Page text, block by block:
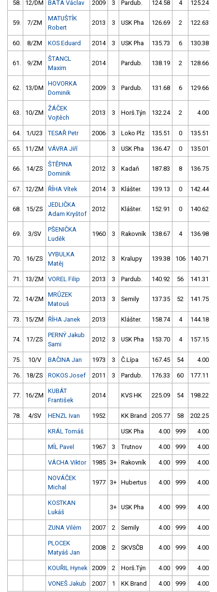
58. 12/DM BAŤA Václav 2009 3 Pardub. 124.58 4 125.24
59. 7/ZM
MATUŠTÍK
Robert
2013 3 USK Pha 126.69 2 122.63
60. 8/ZM KOS Eduard 2014 3 USK Pha 135.73 6 130.38
61. 9/ZM
ŠTANCL
Maxim
2014 Pardub. 138.19 2 128.66
62. 13/DM
HOVORKA
Dominik
2009 3 Pardub. 131.68 6 129.66
63. 10/ZM
ŽÁČEK
Vojtěch
2013 3 Horš.Týn 132.24 2 4.00
64. 1/U23 TESAŘ Petr 2006 3 Loko Plz 135.51 0 135.51
65. 11/ZM VÁVRA Jiří 3 USK Pha 136.47 0 135.01
66. 14/ZS
ŠTĚPINA
Dominik
2012 3 Kadaň 187.83 8 136.75
67. 12/ZM ŘÍHA Vítek 2014 3 Klášter. 139.13 0 142.44
68. 15/ZS
JEDLIČKA
Adam Kryštof
2012 Klášter. 152.91 0 140.62
69. 3/SV
PŠENIČKA
Luděk
1960 3 Rakovník 138.67 4 136.98
70. 16/ZS
VYBULKA
Matěj
2012 3 Kralupy 139.38 106 140.71
71. 13/ZM VOREL Filip 2013 3 Pardub. 140.92 56 141.31
72. 14/ZM
MRŮZEK
Matouš
2013 3 Semily 137.35 52 141.75
73. 15/ZM ŘÍHA Janek 2013 Klášter. 158.74 4 144.18
74. 17/ZS
PERNÝ Jakub
Sami
2012 3 USK Pha 153.70 4 157.15
75. 10/V BAČINA Jan 1973 3 Č.Lípa 167.45 54 4.00
76. 18/ZS ROKOS Josef 2011 3 Pardub. 176.33 60 177.11
77. 16/ZM
KUBÁT
František
2014 KVS HK 225.09 54 198.22
78. 4/SV HENZL Ivan 1952 KK Brand 205.77 58 202.25
KRÁL Tomáš USK Pha 4.00 999 4.00
MÍL Pavel 1967 3 Trutnov 4.00 999 4.00
VÁCHA Viktor 1985 3+ Rakovník 4.00 999 4.00
NOVÁČEK
Michal
1977 3+ Hubertus 4.00 999 4.00
KOSTKAN
Lukáš
3+ USK Pha 4.00 999 4.00
ZUNA Vilém 2007 2 Semily 4.00 999 4.00
PLOCEK
Matyáš Jan
2008 2 SKVSČB 4.00 999 4.00
KOUŘIL Hynek 2009 2 Horš.Týn 4.00 999 4.00
VONEŠ Jakub 2007 1 KK Brand 4.00 999 4.00